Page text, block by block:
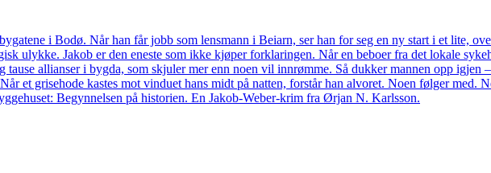
i Bodø. Når han får jobb som lensmann i Beiarn, ser han for seg en ny start i et lite,
ulykke. Jakob er den eneste som ikke kjøper forklaringen. Når en beboer fra det lokale
allianser i bygda, som skjuler mer enn noen vil innrømme. Så dukker mannen opp igjen
et grisehode kastes mot vinduet hans midt på natten, forstår han alvoret. Noen følger med.
Begynnelsen på historien. En Jakob-Weber-krim fra Ørjan N. Karlsson.